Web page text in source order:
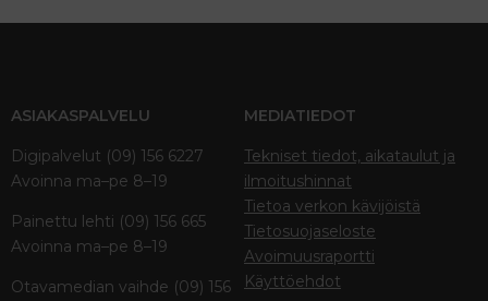
ASIAKASPALVELU
Digipalvelut (09) 156 6227
Avoinna ma–pe 8–19
Painettu lehti (09) 156 665
Avoinna ma–pe 8–19
Otavamedian vaihde (09) 156
MEDIATIEDOT
Tekniset tiedot, aikataulut ja
ilmoitushinnat
Tietoa verkon kävijöistä
Tietosuojaseloste
Avoimuusraportti
Käyttöehdot